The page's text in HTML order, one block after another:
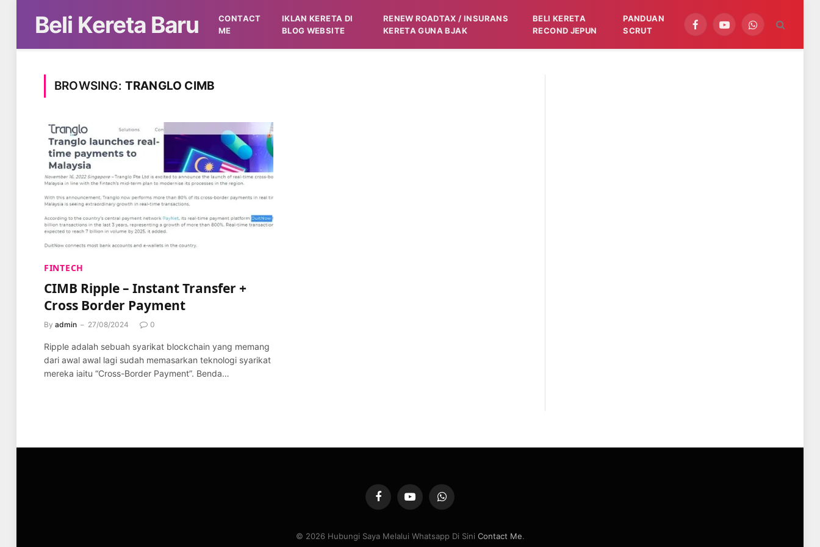
Beli Kereta Baru
CONTACT
ME
IKLAN KERETA DI
BLOG WEBSITE
RENEW ROADTAX / INSURANS
KERETA GUNA BJAK
BELI KERETA
RECOND JEPUN
PANDUAN
SCRUT
FacebookYouTubeWhatsApp
BROWSING: TRANGLO CIMB
FINTECH
CIMB Ripple – Instant Transfer +
Cross Border Payment
By admin 27/08/2024 0
Ripple adalah sebuah syarikat blockchain yang memang
dari awal awal lagi sudah memasarkan teknologi syarikat
mereka iaitu “Cross-Border Payment”. Benda…
FacebookYouTubeWhatsApp
© 2026 Hubungi Saya Melalui Whatsapp Di Sini Contact Me.